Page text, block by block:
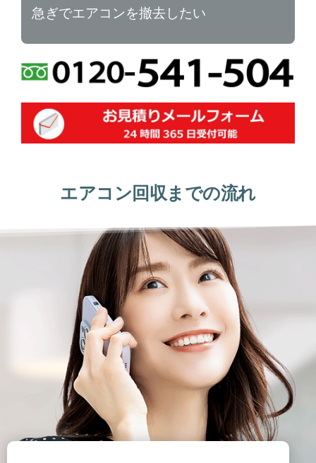
急ぎでエアコンを撤去したい
エアコン回収までの流れ